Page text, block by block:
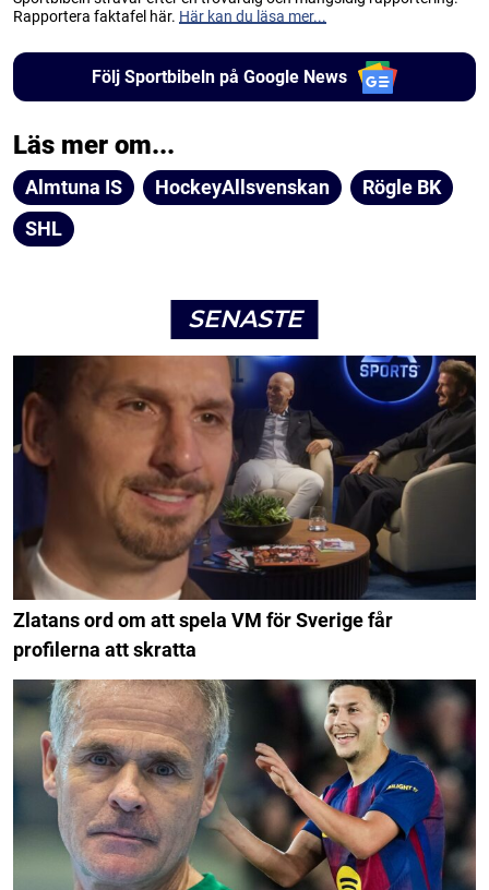
Rapportera faktafel här. Här kan du läsa mer...
Följ Sportbibeln på Google News
Läs mer om...
Almtuna IS HockeyAllsvenskan
Rögle BK
SHL
SENASTE
Zlatans ord om att spela VM för Sverige får
profilerna att skratta